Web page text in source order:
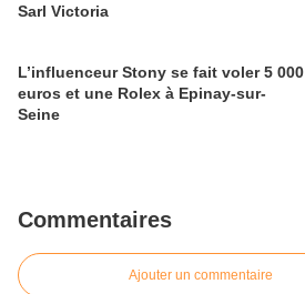
Sarl Victoria
L’influenceur Stony se fait voler 5 000
euros et une Rolex à Epinay-sur-
Seine
Commentaires
Ajouter un commentaire